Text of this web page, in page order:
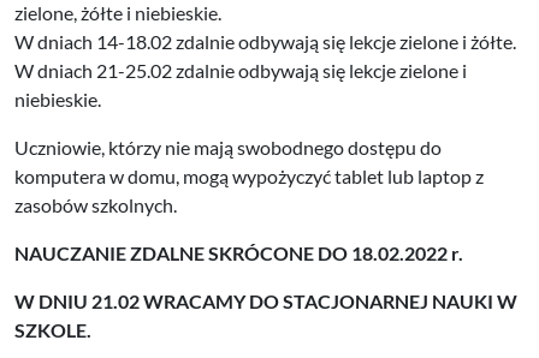
zielone, żółte i niebieskie.
W dniach 14-18.02 zdalnie odbywają się lekcje zielone i żółte.
W dniach 21-25.02 zdalnie odbywają się lekcje zielone i
niebieskie.
Uczniowie, którzy nie mają swobodnego dostępu do
komputera w domu, mogą wypożyczyć tablet lub laptop z
zasobów szkolnych.
NAUCZANIE ZDALNE SKRÓCONE DO 18.02.2022 r.
W DNIU 21.02 WRACAMY DO STACJONARNEJ NAUKI W
SZKOLE.